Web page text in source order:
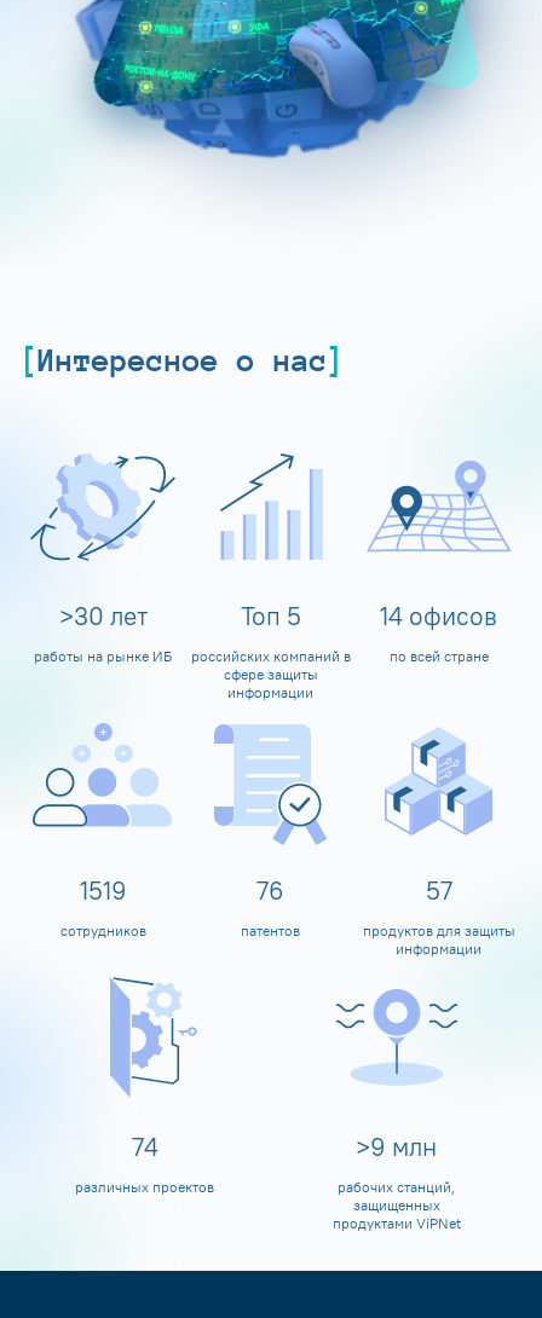
Интересное о нас
>30 лет
работы на рынке ИБ
Топ 5
российских компаний в
сфере защиты
информации
14 офисов
по всей стране
1600
сотрудников
80
патентов
60
продуктов для защиты
информации
80
различных проектов
>10 млн
рабочих станций,
защищенных
продуктами ViPNet